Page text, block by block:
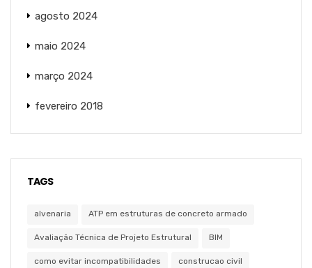
agosto 2024
maio 2024
março 2024
fevereiro 2018
TAGS
alvenaria ATP em estruturas de concreto armado
Avaliação Técnica de Projeto Estrutural BIM
como evitar incompatibilidades construcao civil